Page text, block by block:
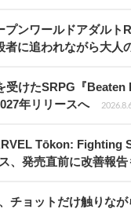
プンワールドアダル
者に追われながら大人
受けたSRPG『
年リリースへ
Tōkon: Fighting
、発売直前に改善報
チョットだけ触りな